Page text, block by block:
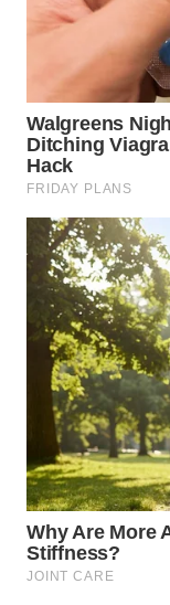
SIMALUNGUN
WN
LABUHANBATU
WN
TAPANULI
TENGAH
WN DELI
SERDANG
WN
TEBING
TINGGI
WN
PAKPAK
WN
KARAWANG